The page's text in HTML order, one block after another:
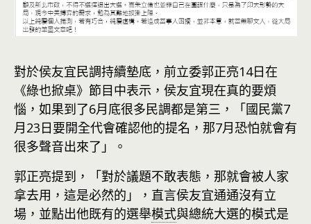
對於侯友宜民調持續墊底，前立委郭正亮14日在
《綠也掀桌》節目中表示，侯友宜現在真的要煩
惱，如果到了6月底很多民調都是第三，「國民黨7
月23日要開全代會確認他的提名，那7月恐怕就會有
很多聲音出來了」。
郭正亮提到，「對於議題不敢表態，那就會被人家
拿去用，這是必然的」，直言侯友宜通通沒有立
場，並點出他既有的選舉模式與總統大選的模式是